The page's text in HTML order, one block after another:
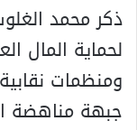
ذكر محمد
لحماية المال
ومنظمات
جبهة مناهضة